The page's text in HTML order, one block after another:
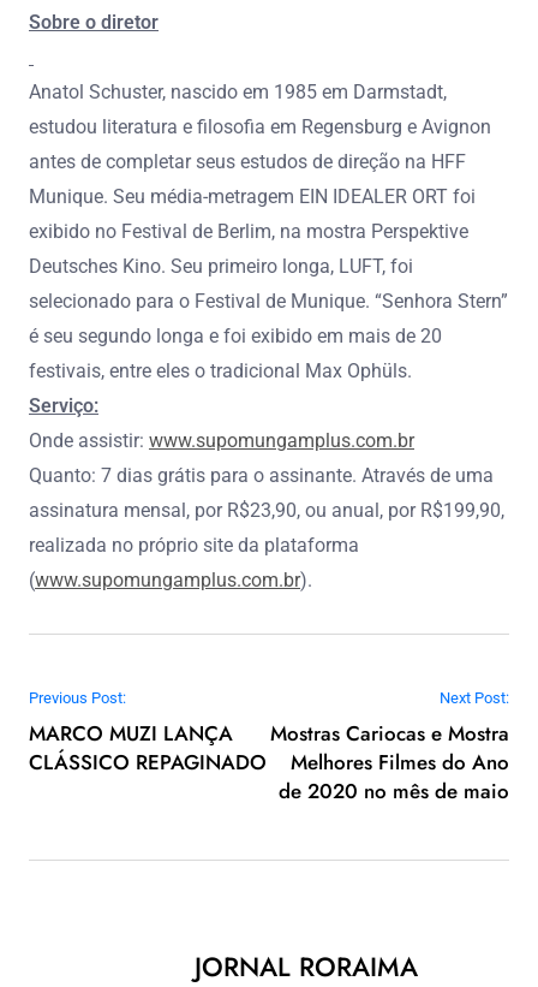
Sobre o diretor
Anatol Schuster, nascido em 1985 em Darmstadt,
estudou literatura e filosofia em Regensburg e Avignon
antes de completar seus estudos de direção na HFF
Munique. Seu média-metragem EIN IDEALER ORT foi
exibido no Festival de Berlim, na mostra Perspektive
Deutsches Kino. Seu primeiro longa, LUFT, foi
selecionado para o Festival de Munique. “Senhora Stern”
é seu segundo longa e foi exibido em mais de 20
festivais, entre eles o tradicional Max Ophüls.
Serviço:
Onde assistir: www.supomungamplus.com.br
Quanto: 7 dias grátis para o assinante. Através de uma
assinatura mensal, por R$23,90, ou anual, por R$199,90,
realizada no próprio site da plataforma
(www.supomungamplus.com.br).
Navegação de Post
Previous Post:
MARCO MUZI LANÇA
CLÁSSICO REPAGINADO
Next Post:
Mostras Cariocas e Mostra
Melhores Filmes do Ano
de 2020 no mês de maio
JORNAL RORAIMA